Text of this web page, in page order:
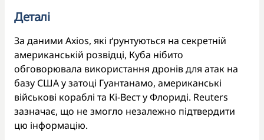
Деталі
За даними Axios, які ґрунтуються на секретній
американській розвідці, Куба нібито
обговорювала використання дронів для атак на
базу США у затоці Гуантанамо, американські
військові кораблі та Кі-Вест у Флориді. Reuters
зазначає, що не змогло незалежно підтвердити
цю інформацію.